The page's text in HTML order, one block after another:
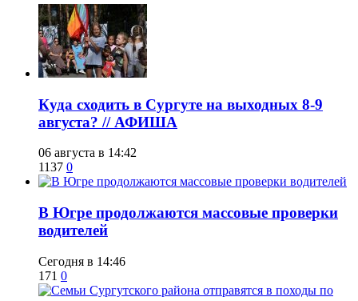
​Куда сходить в Сургуте на выходных 8-9
августа? // АФИША
06 августа в 14:42
1137 0
​В Югре продолжаются массовые проверки
водителей
Сегодня в 14:46
171 0